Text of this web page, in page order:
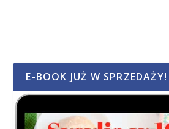
E-BOOK JUŻ W SPRZEDAŻY!